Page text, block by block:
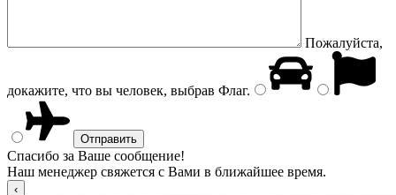
Пожалуйста,
докажите, что вы человек, выбрав Флаг.
Спасибо за Ваше сообщение!
Наш менеджер свяжется с Вами в ближайшее время.